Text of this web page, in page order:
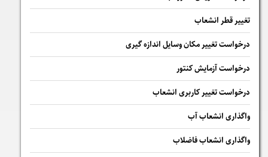
تغییر قطر انشعاب
درخواست تغییر مکان وسایل اندازه گیری
درخواست آزمایش کنتور
درخواست تغییر کاربری انشعاب
واگذاری انشعاب آب
واگذاری انشعاب فاضلاب